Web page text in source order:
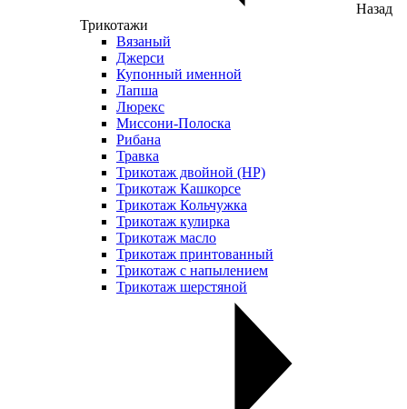
Назад
Трикотажи
Вязаный
Джерси
Купонный именной
Лапша
Люрекс
Миссони-Полоска
Рибана
Травка
Трикотаж двойной (НР)
Трикотаж Кашкорсе
Трикотаж Кольчужка
Трикотаж кулирка
Трикотаж масло
Трикотаж принтованный
Трикотаж с напылением
Трикотаж шерстяной